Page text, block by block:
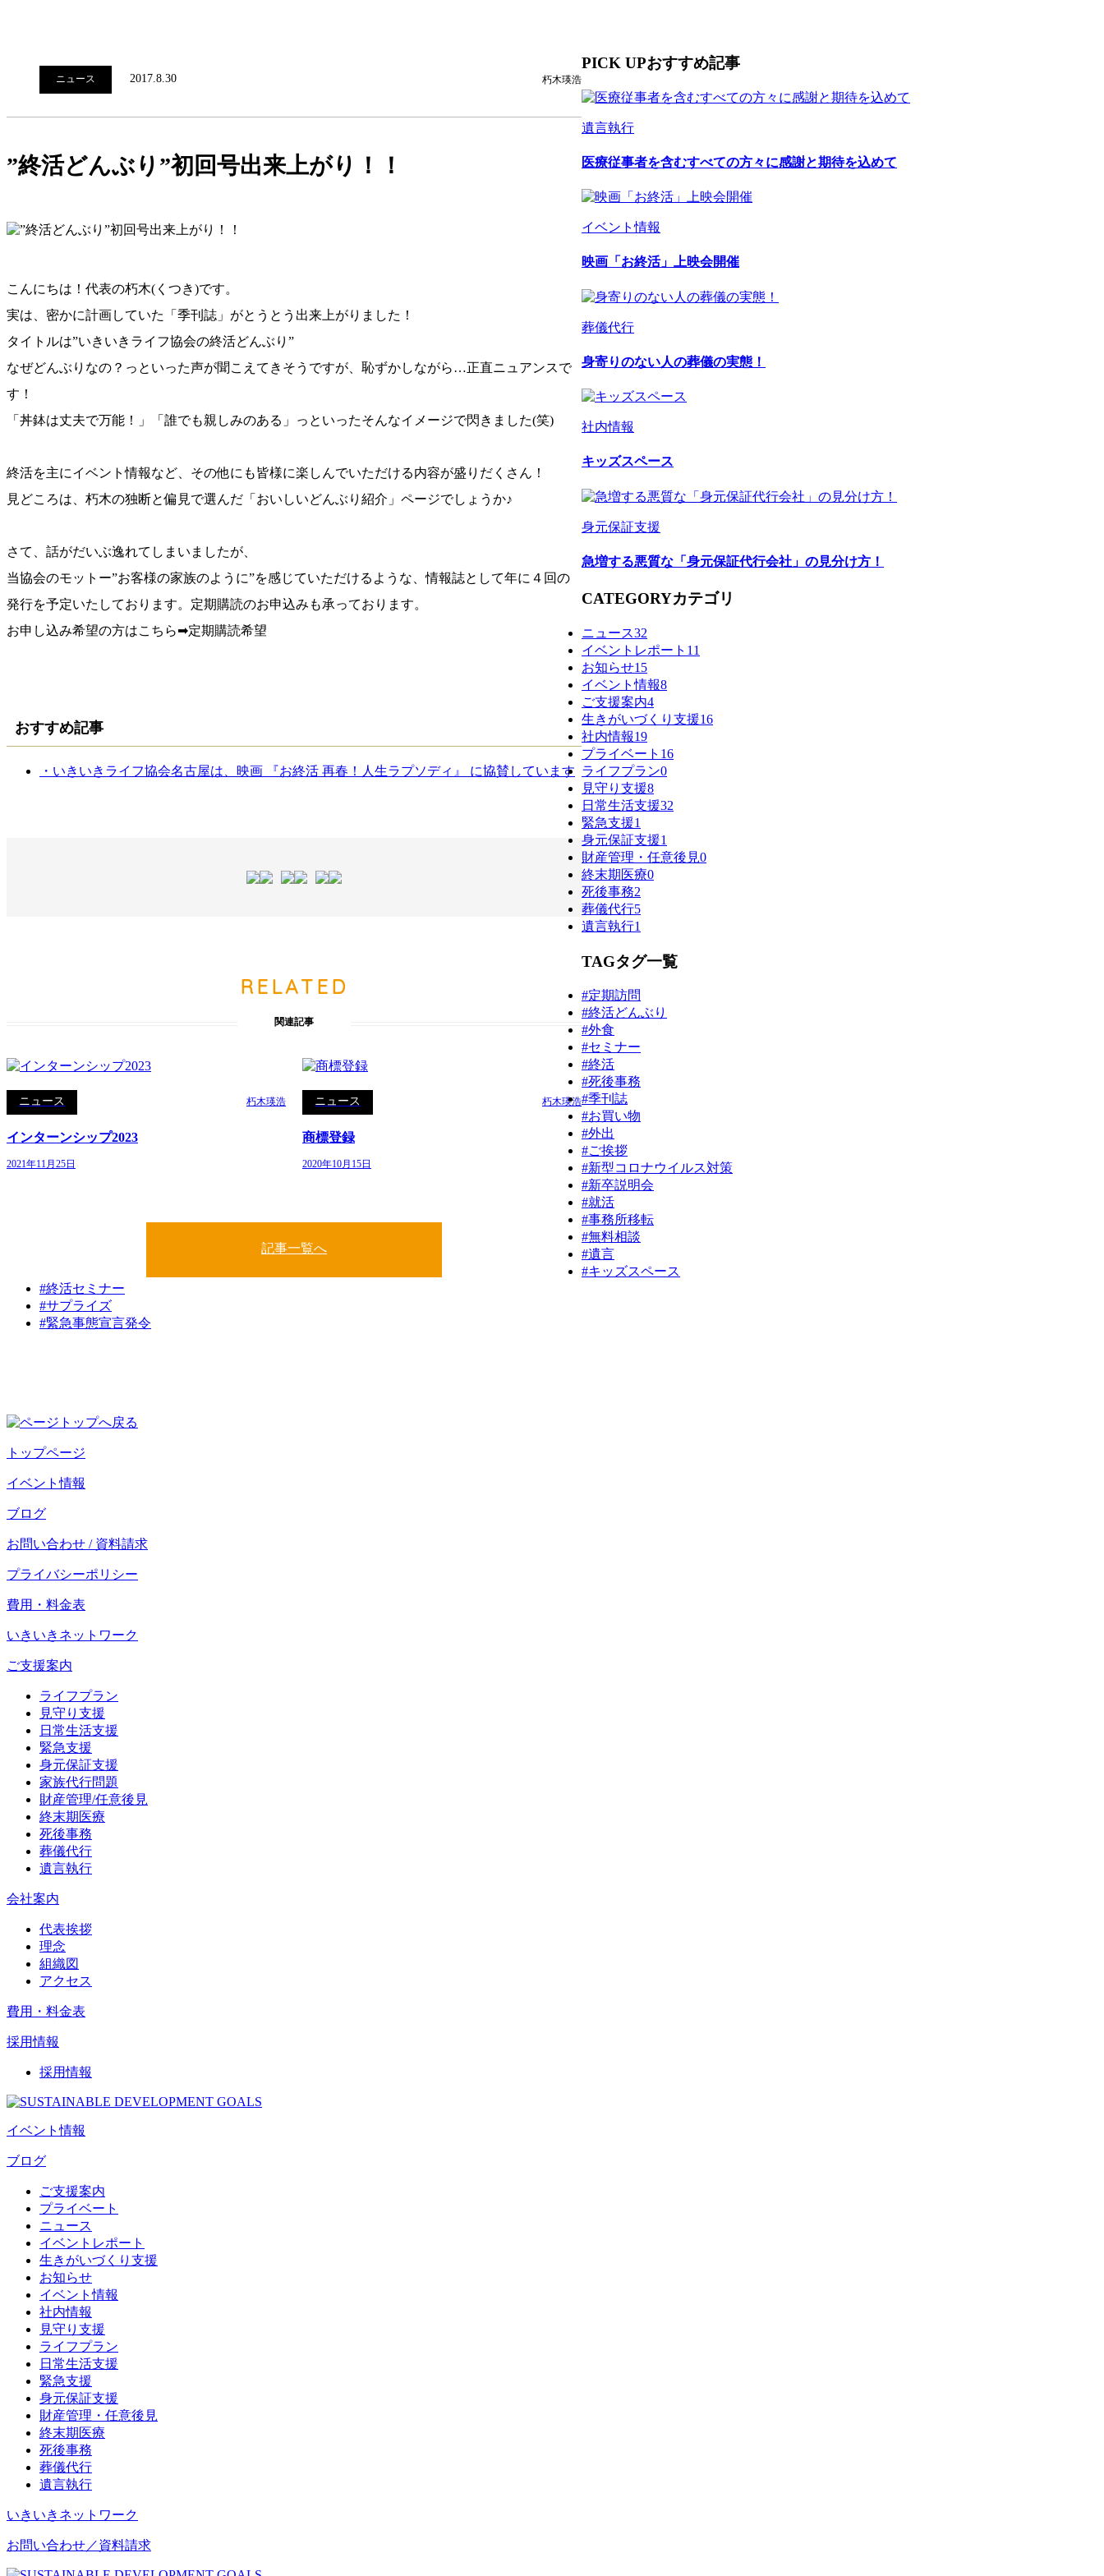
ニュース 2017.8.30 朽木瑛浩
”終活どんぶり”初回号出来上がり！！
こんにちは！代表の朽木(くつき)です。
実は、密かに計画していた「季刊誌」がとうとう出来上がりました！
タイトルは”いきいきライフ協会の終活どんぶり”
なぜどんぶりなの？っといった声が聞こえてきそうですが、恥ずかしながら…正直ニュアンスで
す！
「丼鉢は丈夫で万能！」「誰でも親しみのある」っといったそんなイメージで閃きました(笑)
終活を主にイベント情報など、その他にも皆様に楽しんでいただける内容が盛りだくさん！
見どころは、朽木の独断と偏見で選んだ「おいしいどんぶり紹介」ページでしょうか♪
さて、話がだいぶ逸れてしまいましたが、
当協会のモットー”お客様の家族のように”を感じていただけるような、情報誌として年に４回の
発行を予定いたしております。定期購読のお申込みも承っております。
お申し込み希望の方はこちら➡定期購読希望
おすすめ記事
・いきいきライフ協会名古屋は、映画 『お終活 再春！人生ラプソディ』 に協賛しています
RELATED
関連記事
ニュース 朽木瑛浩
インターンシップ2023
2021年11月25日
ニュース 朽木瑛浩
商標登録
2020年10月15日
記事一覧へ
PICK UPおすすめ記事
遺言執行
医療従事者を含むすべての方々に感謝と期待を込めて
イベント情報
映画「お終活」上映会開催
葬儀代行
身寄りのない人の葬儀の実態！
社内情報
キッズスペース
身元保証支援
急増する悪質な「身元保証代行会社」の見分け方！
CATEGORYカテゴリ
ニュース32
イベントレポート 11
お知らせ15
イベント情報8
ご支援案内4
生きがいづくり支援16
社内情報19
プライベート 16
ライフプラン0
見守り支援8
日常生活支援32
緊急支援1
身元保証支援1
財産管理・任意後見0
終末期医療0
死後事務2
葬儀代行5
遺言執行1
TAGタグ一覧
#定期訪問
#終活どんぶり
#外食
#セミナー
#終活
#死後事務
#季刊誌
#お買い物
#外出
#ご挨拶
#新型コロナウイルス対策
#新卒説明会
#就活
#事務所移転
#無料相談
#遺言
#キッズスペース
#終活セミナー
#サプライズ
#緊急事態宣言発令
トップページ
イベント情報
ブログ
お問い合わせ / 資料請求
プライバシーポリシー
費用・料金表
いきいきネットワーク
ご支援案内
ライフプラン
見守り支援
日常生活支援
緊急支援
身元保証支援
家族代行問題
財産管理/任意後見
終末期医療
死後事務
葬儀代行
遺言執行
会社案内
代表挨拶
理念
組織図
アクセス
費用・料金表
採用情報
採用情報
イベント情報
ブログ
ご支援案内
プライベート
ニュース
イベントレポート
生きがいづくり支援
お知らせ
イベント情報
社内情報
見守り支援
ライフプラン
日常生活支援
緊急支援
身元保証支援
財産管理・任意後見
終末期医療
死後事務
葬儀代行
遺言執行
いきいきネットワーク
お問い合わせ／資料請求